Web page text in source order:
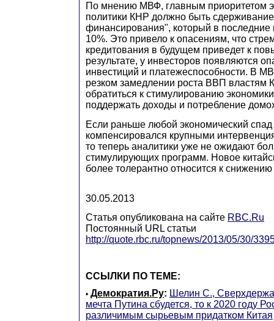
По мнению МВФ, главным приоритетом
политики КНР должно быть
финансирования", который в
10%. Это привело к опасениям, что
кредитования в будущем приведет к
результате, у инвесторов появляются
инвестиций и платежеспособности. В
резком замедлении роста ВВП властям
обратиться к стимулированию
поддержать доходы и потребление
Если раньше любой экономический спад
компенсировался крупными
то теперь аналитики уже не ожидают
стимулирующих программ. Новое
более толерантно относится к
30.05.2013
Статья опубликована на сайте RBC.Ru
Постоянный URL статьи
http://quote.rbc.ru/topnews/2013/05/30/
ССЫЛКИ ПО ТЕМЕ:
• Демократия.Ру: Шелин С.,
мечта Путина сбудется, то к 2020 году
различимым сырьевым придатком Китая